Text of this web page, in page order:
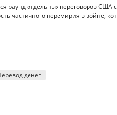
раунд отдельных переговоров США
частичного перемирия в войне,
денег